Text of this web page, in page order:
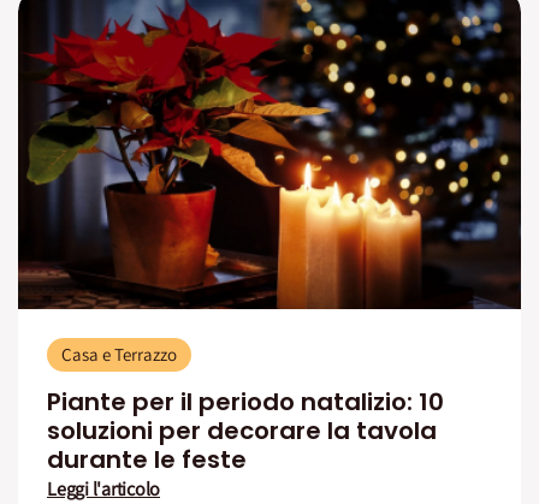
Casa e Terrazzo
Piante per il periodo natalizio: 10
soluzioni per decorare la tavola
durante le feste
Leggi l'articolo